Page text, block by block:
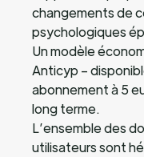
changements de
psychologiques
Un modèle
Anticyp –
abonnement à 5
long terme.
L’ensemble des
utilisateurs sont